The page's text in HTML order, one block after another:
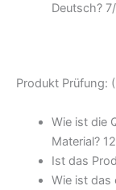
Deutsch? 7/
Produkt Prüfung:
Wie ist die
Material?
Ist das
Wie ist das